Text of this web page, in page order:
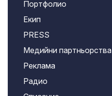
Портфолио
Екип
PRESS
Медийни партньорства
Реклама
Радио